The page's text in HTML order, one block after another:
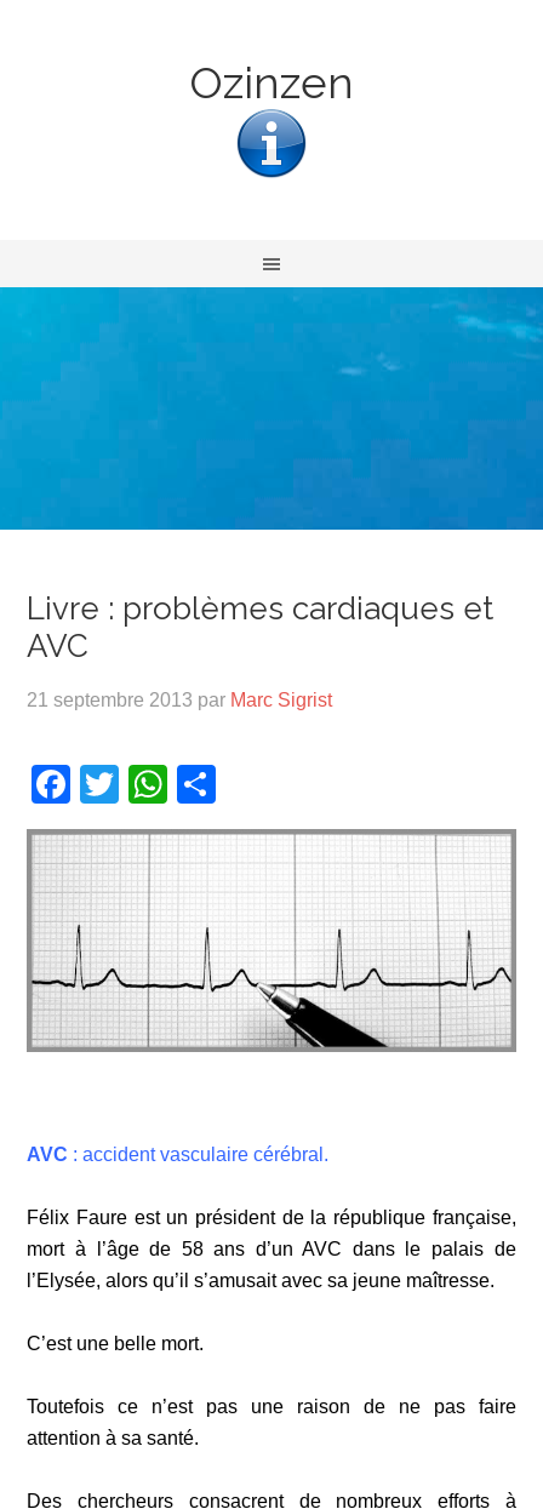
Ozinzen
Livre : problèmes cardiaques et
AVC
21 septembre 2013 par Marc Sigrist
Facebook
TwitterWhatsApp
AVC : accident vasculaire cérébral.
Félix Faure est un président de la république française,
mort à l’âge de 58 ans d’un AVC dans le palais de
l’Elysée, alors qu’il s’amusait avec sa jeune maîtresse.
C’est une belle mort.
Toutefois ce n’est pas une raison de ne pas faire
attention à sa santé.
Des chercheurs consacrent de nombreux efforts à